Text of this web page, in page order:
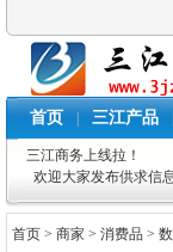
首页 三江产品
三江商务上线拉！
欢迎大家发布供求信
首页 >商家 >消费品 >